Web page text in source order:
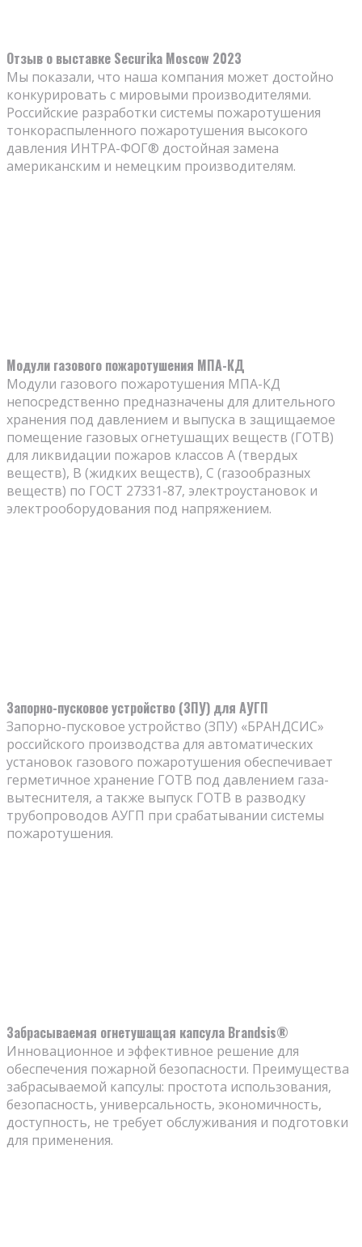
Отзыв о выставке Securika Moscow 2023
Мы показали, что наша компания может достойно
конкурировать с мировыми производителями.
Российские разработки системы пожаротушения
тонкораспыленного пожаротушения высокого
давления ИНТРА-ФОГ® достойная замена
американским и немецким производителям.
Модули газового пожаротушения МПА-КД
Модули газового пожаротушения МПА-КД
непосредственно предназначены для длительного
хранения под давлением и выпуска в защищаемое
помещение газовых огнетушащих веществ (ГОТВ)
для ликвидации пожаров классов А (твердых
веществ), В (жидких веществ), С (газообразных
веществ) по ГОСТ 27331-87, электроустановок и
электрооборудования под напряжением.
Запорно-пусковое устройство (ЗПУ) для АУГП
Запорно-пусковое устройство (ЗПУ) «БРАНДСИС»
российского производства для автоматических
установок газового пожаротушения обеспечивает
герметичное хранение ГОТВ под давлением газа-
вытеснителя, а также выпуск ГОТВ в разводку
трубопроводов АУГП при срабатывании системы
пожаротушения.
Забрасываемая огнетушащая капсула Brandsis®
Инновационное и эффективное решение для
обеспечения пожарной безопасности. Преимущества
забрасываемой капсулы: простота использования,
безопасность, универсальность, экономичность,
доступность, не требует обслуживания и подготовки
для применения.